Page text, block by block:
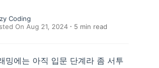
Coding
On Aug 21, 2024
5 min read
밍에는 아직 입문 단계라 좀 서투